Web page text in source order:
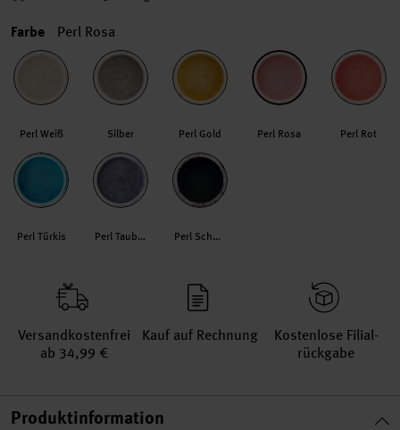
Farbe Perl Rosa
Perl Weiß Silber Perl Gold Perl Rosa Perl Rot
Perl Türkis Perl Taubenblau Perl Schwarz
Versand­kosten­frei
ab 34,99 €
Kauf auf Rechnung
Kosten­lose Filial­
rückgabe
Produktinformation